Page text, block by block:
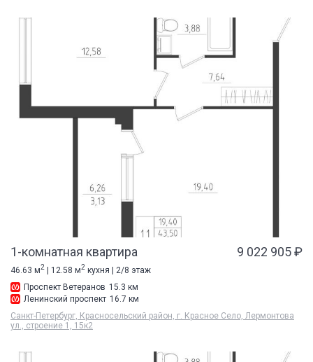
1-комнатная квартира 9 022 905 ₽
46.63 м2 | 12.58 м2 кухня | 2/8 этаж
Проспект Ветеранов 15.3 км
Ленинский проспект 16.7 км
Санкт-Петербург, Красносельский район, г. Красное Село, Лермонтова
ул., строение 1, 15к2